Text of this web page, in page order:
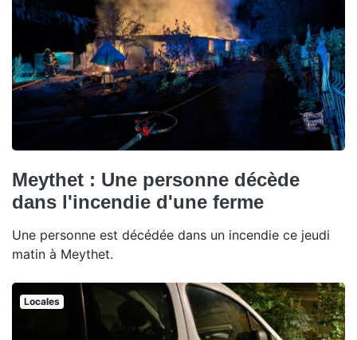
Meythet : Une personne décède
dans l'incendie d'une ferme
Une personne est décédée dans un incendie ce jeudi
matin à Meythet.
Locales